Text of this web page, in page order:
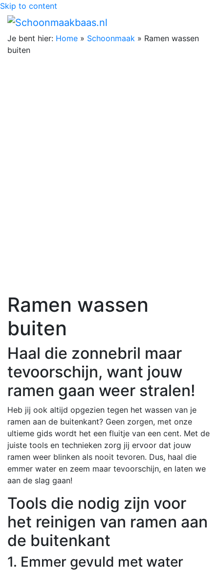
Skip to content
Je bent hier: Home » Schoonmaak » Ramen wassen
buiten
Ramen wassen
buiten
Haal die zonnebril maar
tevoorschijn, want jouw
ramen gaan weer stralen!
Heb jij ook altijd opgezien tegen het wassen van je
ramen aan de buitenkant? Geen zorgen, met onze
ultieme gids wordt het een fluitje van een cent. Met de
juiste tools en technieken zorg jij ervoor dat jouw
ramen weer blinken als nooit tevoren. Dus, haal die
emmer water en zeem maar tevoorschijn, en laten we
aan de slag gaan!
Tools die nodig zijn voor
het reinigen van ramen aan
de buitenkant
1. Emmer gevuld met water